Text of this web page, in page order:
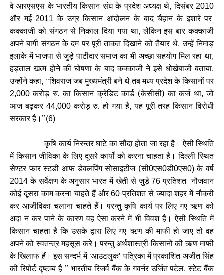
वे आरएसएस के भारतीय किसान संघ के प्रदेश अध्यक्ष थे,दिसंबर2010
और मई2011 के उग्र किसान आंदोलन के बाद चैहान के इशारे पर
कक्काजी को संगठन से निकाल दिया गया था,लेकिन इस बार कक्काजी
अपने बागी संगठन के दम पर पूरी ताकत दिखाने को तैयार थे,उन्हें निमाड़
इलाके में भाजपा से जुड़े पाटीदार समाज का भी अच्छा सहयोग मिल रहा था,
हड़ताल खत्म होने की घोषणा के बाद कक्काजी ने इसे धोखेबाजी बताया,
उन्होंने कहा, ‘‘शिवराज जब मुख्यमंत्री बने थे तब मध्य प्रदेश के किसानों पर
2,000 करोड़ रु. का किसान क्रेडिट कार्ड (केसीसी) का कर्ज था,जो
आज बढ़कर 44,000करोड़ रु. हो गया है,यह पूरी तरह किसान विरोधी
सरकार है। ’’(6)
कृषि कार्य निरन्तर घाटे का सौदा होता जा रहा है। ऐसी स्थिति
में किसान जीविका के लिए दूसरे कार्यों को करना चाहता है। दिल्ली स्थित
सेण्टर फार स्टडी आफ डेवलपिंग सोसाइटीज (सी0एस0डी0एस0)के वर्ष
2014 के सर्वेक्षण के अनुसार भारत में खेती से जुडे़76 प्रतिशत नौजवान
कोई दूसरा काम करना चाहते हैं और60 प्रतिशत से ज्यादा शहर में नौकरी
कर आजीविका चलाना चाहते हैं। परन्तु कृषि कार्य पर लिए गए ऋण को
अदा न कर पाने के कारण वह ऐसा करने में भी विवश हैं। ऐसी स्थिति में
किसान चाहता है कि उसके द्वारा लिए गए ऋण की माफी हो जाए तो वह
अपने को स्वतन्त्र महसूस करे। परन्तु अर्थशास्त्री किसानों की ऋण माफी
के खिलाफ हैं। इस सन्दर्भ में ‘आउटलुक’पत्रिका में प्रकाशित अजीत सिंह
की रिपोर्ट दृष्टव्य है-’’भारतीय रिजर्व बैंक के गवर्नर उर्जित पटेल,स्टेट बैंक